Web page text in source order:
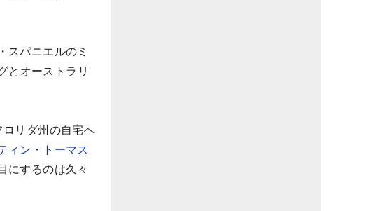
スパニエルのミ
とオーストラリ
リダ州の自宅へ
ィン・トーマス
にするのは久々